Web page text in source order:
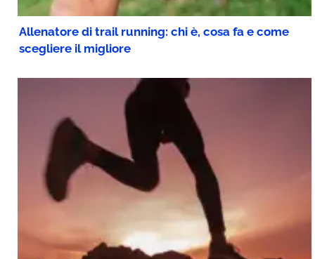
Allenatore di trail running: chi è, cosa fa e come
scegliere il migliore